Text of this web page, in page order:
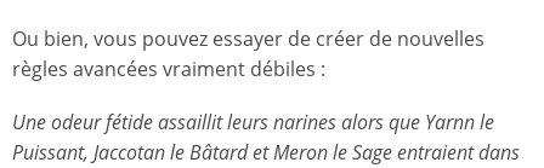
Ou bien, vous pouvez essayer de créer de nouvelles
règles avancées vraiment débiles :
Une odeur fétide assaillit leurs narines alors que Yarnn le
Puissant, Jaccotan le Bâtard et Meron le Sage entraient dans